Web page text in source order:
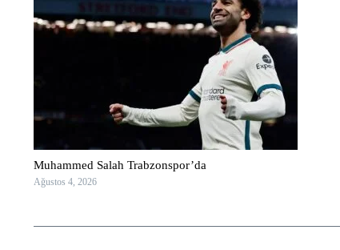
Muhammed Salah Trabzonspor’da
Ağustos 4, 2026